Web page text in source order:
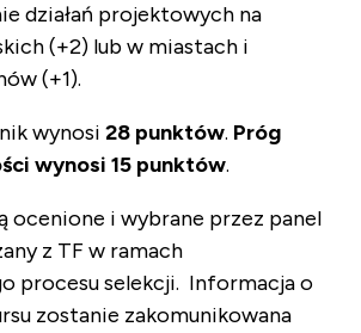
działań projektowych na
(+2) lub w miastach i
(+1).
wynosi 28 punktów. Próg
wynosi 15 punktów.
ocenione i wybrane przez panel
z TF w ramach
procesu selekcji. Informacja o
zostanie zakomunikowana